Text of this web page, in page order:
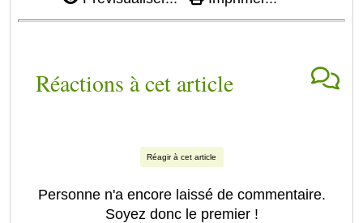
Réactions à cet article
Réagir à cet article
Personne n'a encore laissé de commentaire.
Soyez donc le premier !